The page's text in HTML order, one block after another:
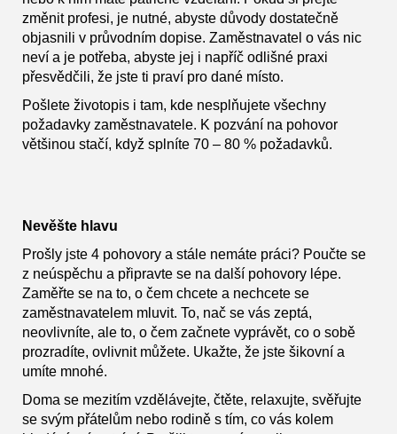
změnit profesi, je nutné, abyste důvody dostatečně
objasnili v průvodním dopise. Zaměstnavatel o vás nic
neví a je potřeba, abyste jej i napříč odlišné praxi
přesvědčili, že jste ti praví pro dané místo.
Pošlete životopis i tam, kde nesplňujete všechny
požadavky zaměstnavatele. K pozvání na pohovor
většinou stačí, když splníte 70 – 80 % požadavků.
Nevěšte hlavu
Prošly jste 4 pohovory a stále nemáte práci? Poučte se
z neúspěchu a připravte se na další pohovory lépe.
Zaměřte se na to, o čem chcete a nechcete se
zaměstnavatelem mluvit. To, nač se vás zeptá,
neovlivníte, ale to, o čem začnete vyprávět, co o sobě
prozradíte, ovlivnit můžete. Ukažte, že jste šikovní a
umíte mnohé.
Doma se mezitím vzdělávejte, čtěte, relaxujte, svěřujte
se svým přátelům nebo rodině s tím, co vás kolem